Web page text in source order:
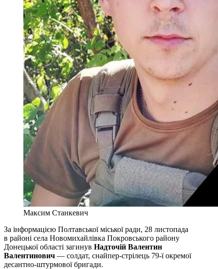
Максим Станкевич
За інформацією Полтавської міської ради, 28 листопада
в районі села Новомихайлівка Покровського району
Донецької області загинув Надточій Валентин
Валентинович — солдат, снайпер-стрілець 79-ї окремої
десантно-штурмової бригади.